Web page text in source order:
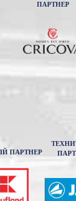
ПАРТНЕР
ПАРТНЕР